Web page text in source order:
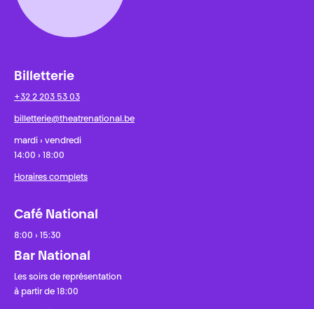
Billetterie
+32 2 203 53 03
billetterie@theatrenational.be
mardi › vendredi
14:00 › 18:00
Horaires complets
Café National
8:00 › 15:30
Bar National
Les soirs de représentation
à partir de 18:00